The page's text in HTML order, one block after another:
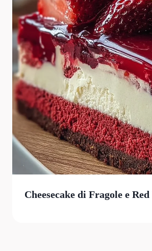
Cheesecake di Fragole e